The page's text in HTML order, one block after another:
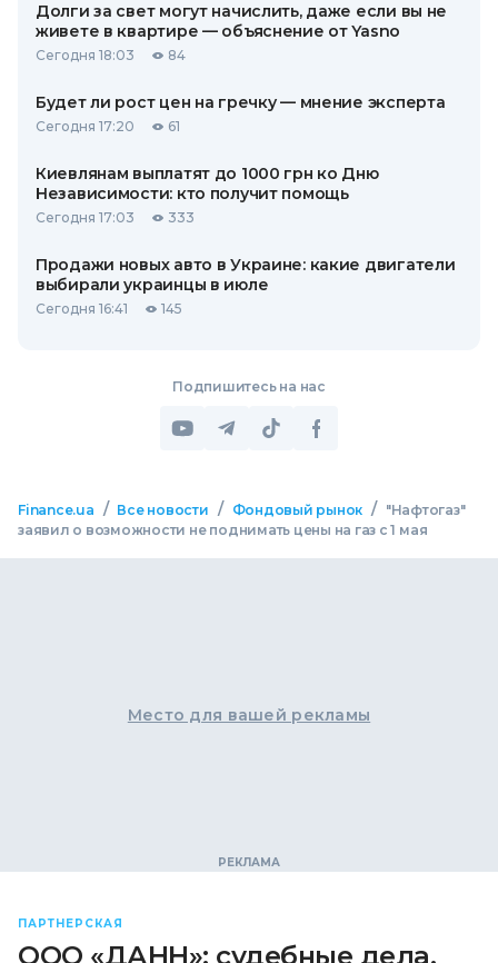
Долги за свет могут начислить, даже если вы не
живете в квартире — объяснение от Yasno
Сегодня 18:03 84
Будет ли рост цен на гречку — мнение эксперта
Сегодня 17:20 61
Киевлянам выплатят до 1000 грн ко Дню
Независимости: кто получит помощь
Сегодня 17:03 333
Продажи новых авто в Украине: какие двигатели
выбирали украинцы в июле
Сегодня 16:41 145
Подпишитесь на нас
Finance.ua / Все новости / Фондовый рынок /
"Нафтогаз"
заявил о возможности не поднимать цены на газ с 1 мая
Место для вашей рекламы
ПАРТНЕРСКАЯ
ООО «ДАНН»: судебные дела,